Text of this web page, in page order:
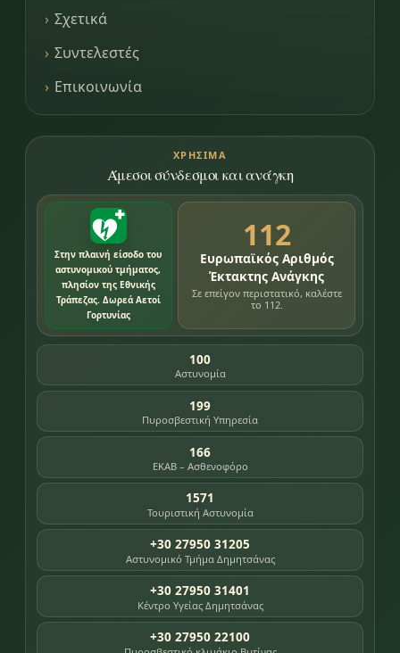
Σχετικά
Συντελεστές
Επικοινωνία
ΧΡΉΣΙΜΑ
Άμεσοι σύνδεσμοι και ανάγκη
Στην πλαινή είσοδο του
αστυνομικού τμήματος,
πλησίον της Εθνικής
Τράπεζας. Δωρεά Αετοί
Γορτυνίας
112
Ευρωπαϊκός Αριθμός
Έκτακτης Ανάγκης
Σε επείγον περιστατικό, καλέστε
το 112.
100
Αστυνομία
199
Πυροσβεστική Υπηρεσία
166
ΕΚΑΒ – Ασθενοφόρο
1571
Τουριστική Αστυνομία
+30 27950 31205
Αστυνομικό Τμήμα Δημητσάνας
+30 27950 31401
Κέντρο Υγείας Δημητσάνας
+30 27950 22100